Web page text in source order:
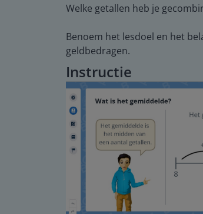
Welke getallen heb je
Benoem het lesdoel en het
geldbedragen.
Instructie